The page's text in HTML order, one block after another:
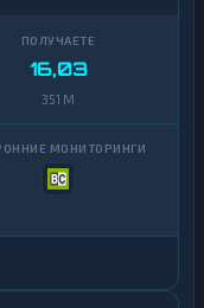
16,03
351 M